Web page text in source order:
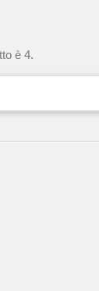
è 4.